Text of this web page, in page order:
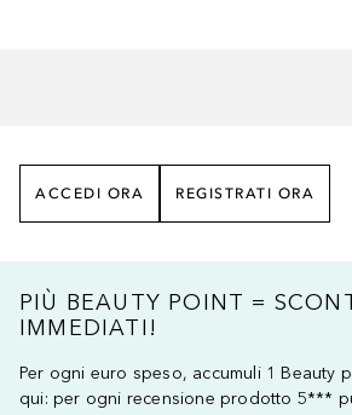
ACCEDI ORA REGISTRATI ORA
PIÙ BEAUTY POINT =
IMMEDIATI!
Per ogni euro speso, accumuli 1 Beauty
qui: per ogni recensione prodotto 5***